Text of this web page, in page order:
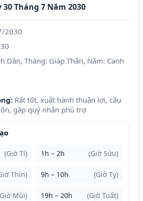
Tháng 7 Năm 2030
2030
Dần, Tháng: Giáp Thân, Năm: Canh
Rất tốt, xuất hành thuận lợi, cầu
gặp quý nhân phù trợ
(Giờ Tí) 1h – 2h (Giờ Sửu)
Thìn) 9h – 10h (Giờ Tỵ)
Mùi) 19h – 20h (Giờ Tuất)